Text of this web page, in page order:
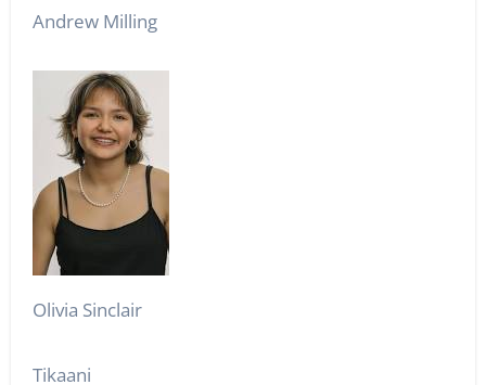
Andrew Milling
Olivia Sinclair
Tikaani